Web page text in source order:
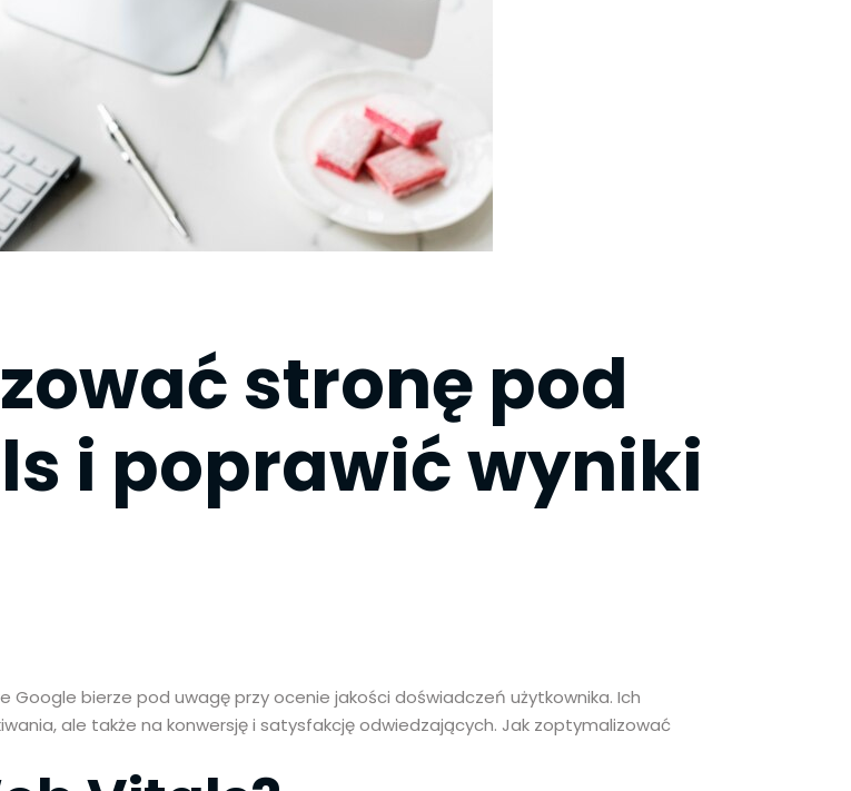
stronę pod
i poprawić wyniki
Google bierze pod uwagę przy ocenie jakości doświadczeń użytkownika. Ich
ale także na konwersję i satysfakcję odwiedzających. Jak zoptymalizować